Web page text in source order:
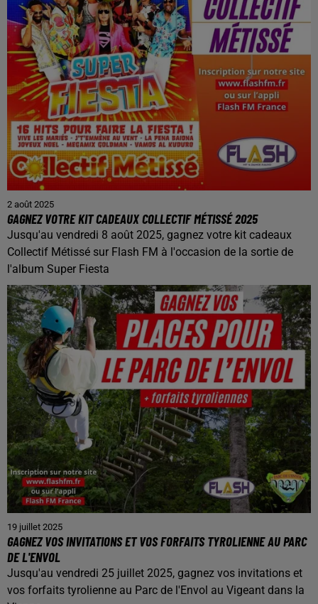
2 août 2025
GAGNEZ VOTRE KIT CADEAUX COLLECTIF MÉTISSÉ 2025
Jusqu'au vendredi 8 août 2025, gagnez votre kit cadeaux
Collectif Métissé sur Flash FM à l'occasion de la sortie de
l'album Super Fiesta
19 juillet 2025
GAGNEZ VOS INVITATIONS ET VOS FORFAITS TYROLIENNE AU PARC
DE L'ENVOL
Jusqu'au vendredi 25 juillet 2025, gagnez vos invitations et
vos forfaits tyrolienne au Parc de l'Envol au Vigeant dans la